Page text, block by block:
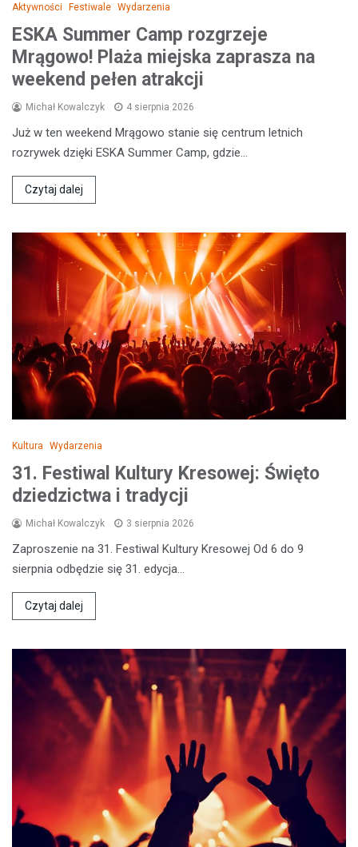
Aktywności Festiwale Wydarzenia
ESKA Summer Camp rozgrzeje
Mrągowo! Plaża miejska zaprasza na
weekend pełen atrakcji
Michał Kowalczyk 4 sierpnia 2026
Już w ten weekend Mrągowo stanie się centrum letnich
rozrywek dzięki ESKA Summer Camp, gdzie…
Czytaj dalej
Kultura Wydarzenia
31. Festiwal Kultury Kresowej: Święto
dziedzictwa i tradycji
Michał Kowalczyk 3 sierpnia 2026
Zaproszenie na 31. Festiwal Kultury Kresowej Od 6 do 9
sierpnia odbędzie się 31. edycja…
Czytaj dalej